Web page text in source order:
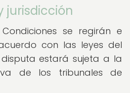
jurisdicción
se regirán e
con las leyes del
estará sujeta a la
de los tribunales de